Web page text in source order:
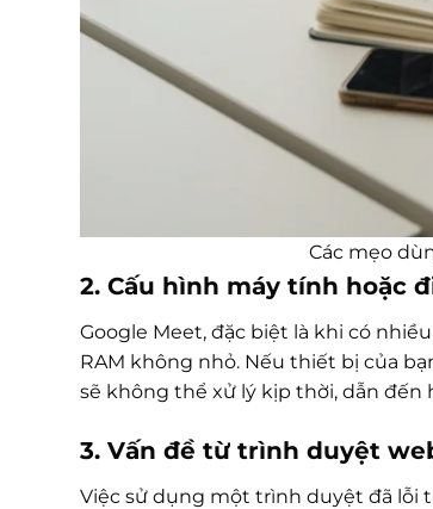
Các mẹo
2. Cấu hình máy tính hoặc
Google Meet, đặc biệt là khi có
RAM không nhỏ. Nếu thiết bị của
sẽ không thể xử lý kịp thời, dẫn
3. Vấn đề từ trình duyệt
Việc sử dụng một trình duyệt đã lỗi